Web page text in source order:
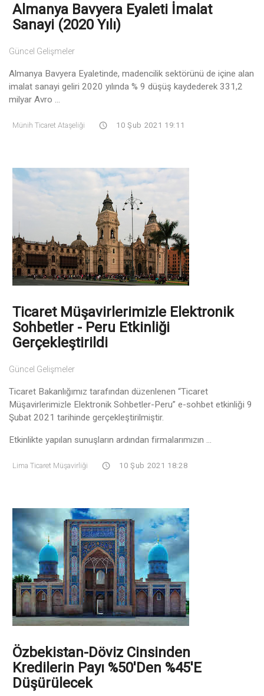
Almanya Bavyera Eyaleti İmalat
Sanayi (2020 Yılı)
Güncel Gelişmeler
Almanya Bavyera Eyaletinde, madencilik sektörünü de içine alan
imalat sanayi geliri 2020 yılında % 9 düşüş kaydederek 331,2
milyar Avro ...
Münih Ticaret Ataşeliği 10 Şub 2021 19:11
Ticaret Müşavirlerimizle Elektronik
Sohbetler - Peru Etkinliği
Gerçekleştirildi
Güncel Gelişmeler
Ticaret Bakanlığımız tarafından düzenlenen “Ticaret
Müşavirlerimizle Elektronik Sohbetler-Peru” e-sohbet etkinliği 9
Şubat 2021 tarihinde gerçekleştirilmiştir.
Etkinlikte yapılan sunuşların ardından firmalarımızın ...
Lima Ticaret Müşavirliği 10 Şub 2021 18:28
Özbekistan-Döviz Cinsinden
Kredilerin Payı %50'den %45'e
Düşürülecek